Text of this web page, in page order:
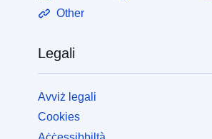
Other
Legali
Avviż legali
Cookies